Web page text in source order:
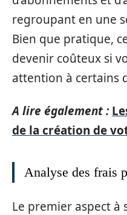
regroupant en une
Bien que pratique,
devenir coûteux si
attention à certains
A lire également :
de la création de
Analyse des frais
Le premier aspect à